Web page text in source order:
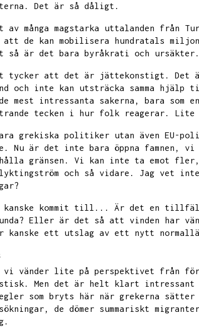
Det är så dåligt.
av många magstarka uttalanden från
att de kan mobilisera hundratals
så är det bara byråkrati och ursäkter.
tycker att det är jättekonstigt. Det
och inte kan utsträcka samma
mest intressanta sakerna,
bara som
tecken i hur folk reagerar.
Lite
grekiska politiker utan även EU-
Nu är det inte bara öppna famnen, vi
gränsen.
Vi kan inte ta emot fler,
och så vidare.
Jag vet
kanske kommit till... Är det en
Eller är det så att vinden har
kanske ett utslag av ett nytt
vi vänder lite på perspektivet från
Men det är helt klart intressant
som bryts här när grekerna sätter
de dömer summariskt